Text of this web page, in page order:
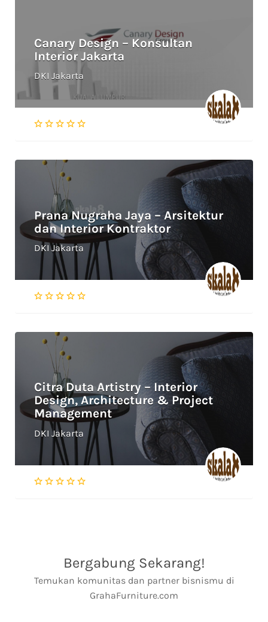
Canary Design – Konsultan
Interior Jakarta
DKI Jakarta
Prana Nugraha Jaya – Arsitektur
dan Interior Kontraktor
DKI Jakarta
Citra Duta Artistry – Interior
Design, Architecture & Project
Management
DKI Jakarta
Bergabung Sekarang!
Temukan komunitas dan partner bisnismu di
GrahaFurniture.com